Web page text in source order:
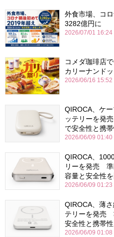
外食市場、コ
3282億円に
2026/07/01 16:24
コメダ珈琲店
カリーナンド
2026/06/16 15:52
QIROCA、ケ
ッテリーを発
で安全性と携
2026/06/09 01:40
QIROCA、
リーを発売 準
容量と安全性
2026/06/09 01:23
QIROCA、薄
テリーを発売
安全性と携帯
2026/06/09 01:08